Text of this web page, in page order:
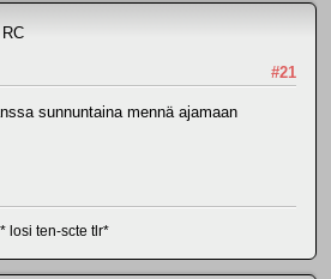
#21
sunnuntaina mennä ajamaan
losi ten-scte tlr*